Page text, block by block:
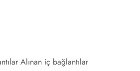
Alınan iç bağlantılar